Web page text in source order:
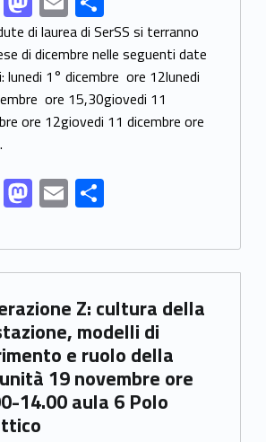
as
to
d
o
m
ai
l
h
ar
e
di laurea di SerSS si terranno
di dicembre nelle seguenti date
lunedi 1° dicembre ore 12lunedi
ore 15,30giovedi 11
ore 12giovedi 11 dicembre ore
M
as
to
d
o
n
E
m
ai
l
S
h
ar
e
70609 Z: cultura della
modelli di
e ruolo della
19 novembre ore
14.00 aula 6 Polo